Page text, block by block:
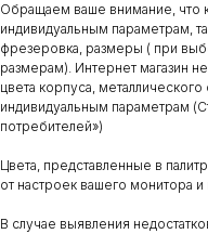
Обращаем ваше внимание, что
индивидуальным параметрам,
фрезеровка, размеры ( при
размерам). Интернет магазин
цвета корпуса,
индивидуальным параметрам
потребителей»)
Цвета, представленные в
от настроек вашего монитора и
В случае выявления